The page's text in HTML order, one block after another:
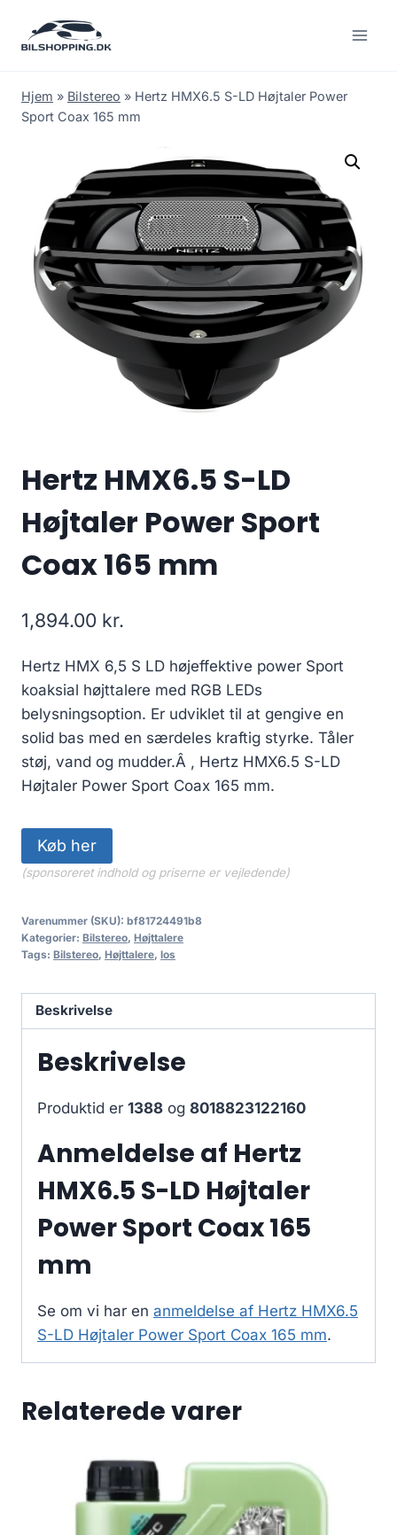
Hjem » Bilstereo » Hertz HMX6.5 S-LD Højtaler Power
Sport Coax 165 mm
Hertz HMX6.5 S-LD
Højtaler Power Sport
Coax 165 mm
1,894.00 kr.
Hertz HMX 6,5 S LD højeffektive power Sport
koaksial højttalere med RGB LEDs
belysningsoption. Er udviklet til at gengive en
solid bas med en særdeles kraftig styrke. Tåler
støj, vand og mudder.Â , Hertz HMX6.5 S-LD
Højtaler Power Sport Coax 165 mm.
Køb her
(sponsoreret indhold og priserne er vejledende)
Varenummer (SKU): bf81724491b8
Kategorier: Bilstereo, Højttalere
Tags: Bilstereo, Højttalere, los
Beskrivelse
Beskrivelse
Produktid er 1388 og 8018823122160
Anmeldelse af Hertz
HMX6.5 S-LD Højtaler
Power Sport Coax 165
mm
Se om vi har en anmeldelse af Hertz HMX6.5
S-LD Højtaler Power Sport Coax 165 mm.
Relaterede varer